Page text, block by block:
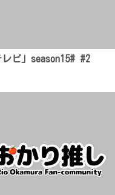
「STU48 イ申テレビ」season15# #2